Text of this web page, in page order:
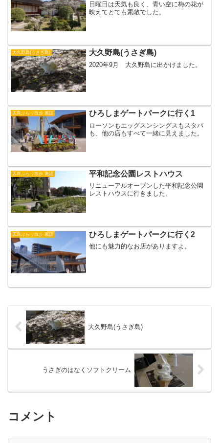
日曜日は天気も良く、青い空に梅の花が
映えてとても素敵でした。
大久野島(うさぎ島) 大久野島(うさぎ島)
2020年9月 大久野島に出かけました。
広島ぶらり散歩 裏話 ひろしまゲートパークに行く1
ローソンもエッグスンシングスもスタバ
も、他の店もすべて一緒に見えました。
広島ぶらり散歩 裏話 平和記念公園レストハウス
リニューアルオープンした平和記念公園
レストハウスに行きました。
広島ぶらり散歩 裏話 ひろしまゲートパークに行く2
他にも魅力的なお店がありますよ。
大久野島(うさぎ島)
うさぎのはなくソフトクリーム
コメント